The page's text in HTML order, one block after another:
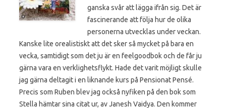
ganska svår att lägga ifrån sig. Det är
fascinerande att följa hur de olika
personerna utvecklas under veckan.
Kanske lite orealistiskt att det sker så mycket på bara en
vecka, samtidigt som det ju är en feelgoodbok och de får ju
gärna vara en verklighetsflykt. Hade det varit möjligt skulle
jag gärna deltagit i en liknande kurs på Pensionat Pensé.
Precis som Ruben blev jag också nyfiken på den bok som
Stella hämtar sina citat ur, av Janesh Vaidya. Den kommer